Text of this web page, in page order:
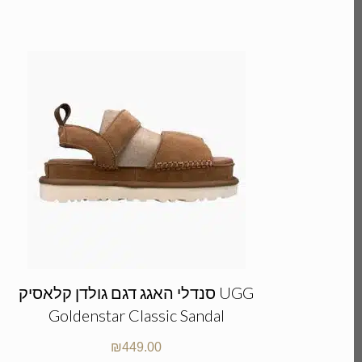
סנדלי האגג דגם גולדן קלאסיק UGG
Goldenstar Classic Sandal
₪449.00